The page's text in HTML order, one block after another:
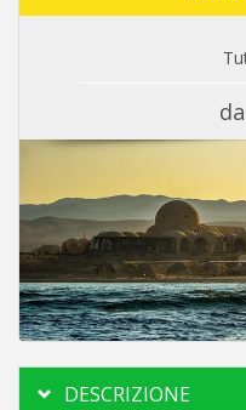
DESCRIZIONE